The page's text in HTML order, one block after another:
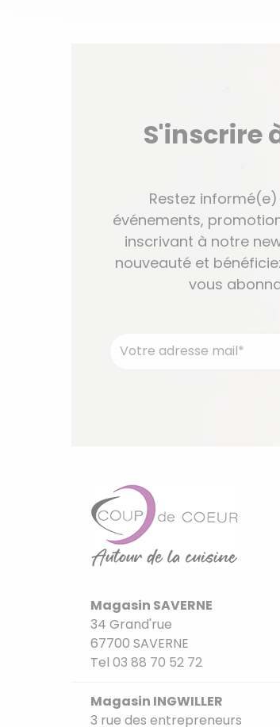
S'inscrire
Restez
événements,
inscrivant à notre
nouveauté et
vous
Magasin SAVERNE
34 Grand'rue
67700 SAVERNE
Tel 03 88 70 52 72
Magasin INGWILLER
3 rue des entrepreneurs